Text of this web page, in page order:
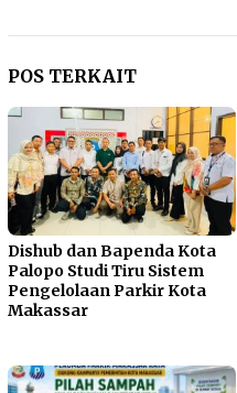
POS TERKAIT
Dishub dan Bapenda Kota
Palopo Studi Tiru Sistem
Pengelolaan Parkir Kota
Makassar